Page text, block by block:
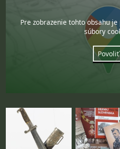
Pre zobrazenie tohto obsahu
súbory
Povoliť
Fotogaléria